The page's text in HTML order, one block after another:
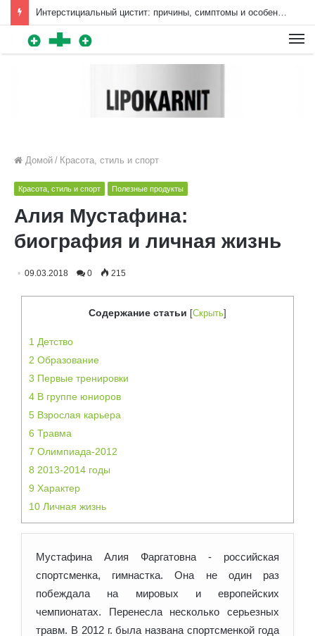
Интерстициальный цистит: причины, симптомы и особенности лечения | Diet4Health.ru
Домой / Красота, стиль и спорт
Красота, стиль и спорт Полезные продукты
Алия Мустафина:
биография и личная жизнь
09.03.2018 0 215
Содержание статьи [Скрыть]
1 Детство
2 Образование
3 Первые тренировки
4 В группе юниоров
5 Взрослая карьера
6 Травма
7 Олимпиада-2012
8 2013-2014 годы
9 Характер
10 Личная жизнь
Мустафина Алия Фаргатовна
- российская
спортсменка, гимнастка. Она не один раз
побеждала на мировых и европейских
чемпионатах. Перенесла несколько серьезных
травм. В 2012 г. была названа спортсменкой года
Для любых предложений по